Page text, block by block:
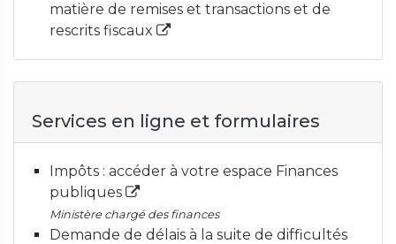
matière de remises et transactions et de
rescrits fiscaux
Services en ligne et formulaires
Impôts : accéder à votre espace Finances
publiques
Ministère chargé des finances
Demande de délais à la suite de difficultés